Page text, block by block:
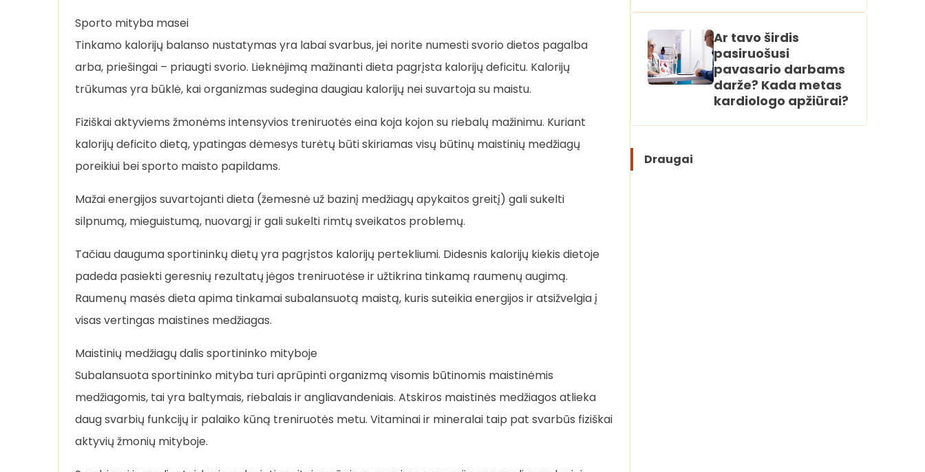
Sporto mityba masei
Tinkamo kalorijų balanso nustatymas yra labai svarbus, jei norite numesti svorio dietos pagalba
arba, priešingai – priaugti svorio. Lieknėjimą mažinanti dieta pagrįsta kalorijų deficitu. Kalorijų
trūkumas yra būklė, kai organizmas sudegina daugiau kalorijų nei suvartoja su maistu.
Fiziškai aktyviems žmonėms intensyvios treniruotės eina koja kojon su riebalų mažinimu. Kuriant
kalorijų deficito dietą, ypatingas dėmesys turėtų būti skiriamas visų būtinų maistinių medžiagų
poreikiui bei sporto maisto papildams.
Mažai energijos suvartojanti dieta (žemesnė už bazinį medžiagų apykaitos greitį) gali sukelti
silpnumą, mieguistumą, nuovargį ir gali sukelti rimtų sveikatos problemų.
Tačiau dauguma sportininkų dietų yra pagrįstos kalorijų pertekliumi. Didesnis kalorijų kiekis dietoje
padeda pasiekti geresnių rezultatų jėgos treniruotėse ir užtikrina tinkamą raumenų augimą.
Raumenų masės dieta apima tinkamai subalansuotą maistą, kuris suteikia energijos ir atsižvelgia į
visas vertingas maistines medžiagas.
Maistinių medžiagų dalis sportininko mityboje
Subalansuota sportininko mityba turi aprūpinti organizmą visomis būtinomis maistinėmis
medžiagomis, tai yra baltymais, riebalais ir angliavandeniais. Atskiros maistinės medžiagos atlieka
daug svarbių funkcijų ir palaiko kūną treniruotės metu. Vitaminai ir mineralai taip pat svarbūs fiziškai
aktyvių žmonių mityboje.
Ar tavo širdis
pasiruošusi
pavasario darbams
darže? Kada metas
kardiologo apžiūrai?
Draugai